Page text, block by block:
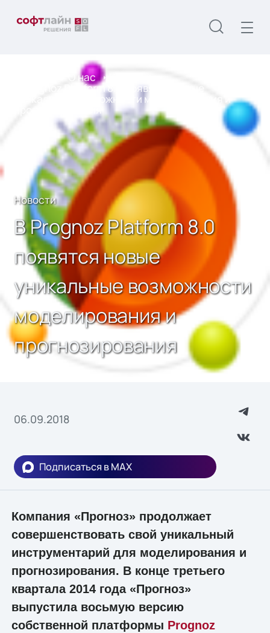
О нас
В Prognoz Platform 8.0 появятся новые
уникальные возможности моделирования и
прогнозирования
Новости
В Prognoz Platform 8.0
появятся новые
уникальные возможности
моделирования и
прогнозирования
06.09.2018
Подписаться в MAX
Компания «Прогноз» продолжает
совершенствовать свой уникальный
инструментарий для моделирования и
прогнозирования. В конце третьего
квартала 2014 года «Прогноз»
выпустила восьмую версию
собственной платформы Prognoz